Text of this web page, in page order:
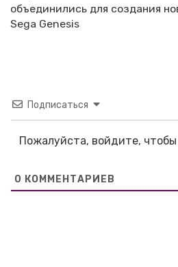
объединились для создания
Sega Genesis
Подписаться
Пожалуйста, войдите,
0 КОММЕНТАРИЕВ